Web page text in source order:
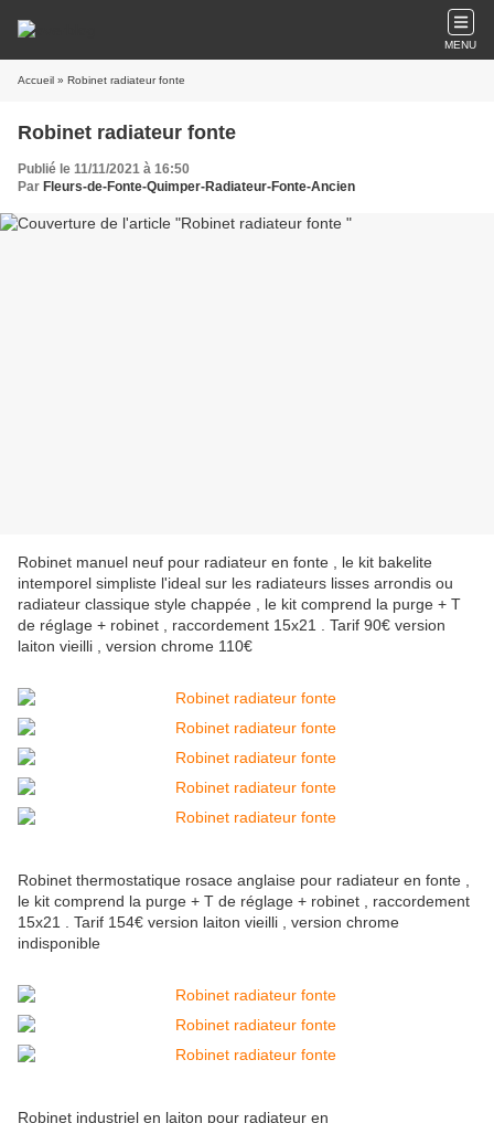
MENU
Accueil » Robinet radiateur fonte
Robinet radiateur fonte
Publié le 11/11/2021 à 16:50
Par Fleurs-de-Fonte-Quimper-Radiateur-Fonte-Ancien
Robinet manuel neuf pour radiateur en fonte , le kit bakelite
intemporel simpliste l'ideal sur les radiateurs lisses arrondis ou
radiateur classique style chappée , le kit comprend la purge + T
de réglage + robinet , raccordement 15x21 . Tarif 90€ version
laiton vieilli , version chrome 110€
Robinet thermostatique rosace anglaise pour radiateur en fonte ,
le kit comprend la purge + T de réglage + robinet , raccordement
15x21 . Tarif 154€ version laiton vieilli , version chrome
indisponible
Robinet industriel en laiton pour radiateur en